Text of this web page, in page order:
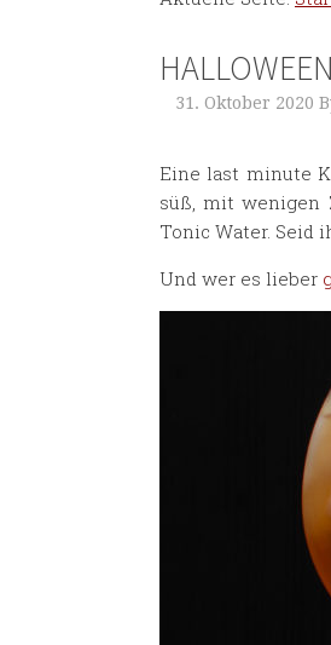
31. Oktober 2020
Eine last minute
süß, mit wenigen
Tonic Water. Seid
Und wer es lieber